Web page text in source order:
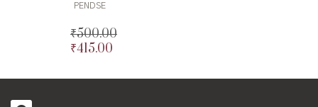
PENDSE
₹500.00
Original
was:
₹415.00
price